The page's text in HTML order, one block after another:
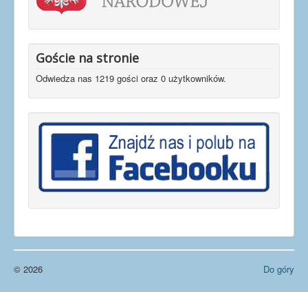
Goście na stronie
Odwiedza nas 1219 gości oraz 0 użytkowników.
Do góry
© 2026